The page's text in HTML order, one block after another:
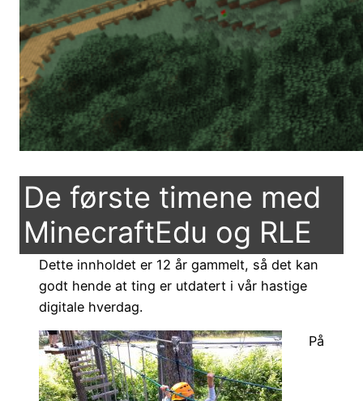
De første timene med
MinecraftEdu og RLE
Dette innholdet er 12 år gammelt, så det kan
godt hende at ting er utdatert i vår hastige
digitale hverdag.
På